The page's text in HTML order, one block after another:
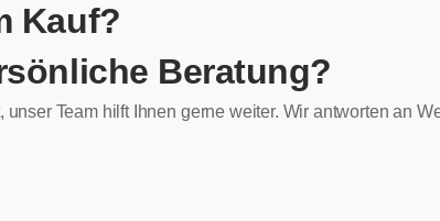
Kauf?
Beratung?
Team hilft Ihnen gerne weiter. Wir antworten an